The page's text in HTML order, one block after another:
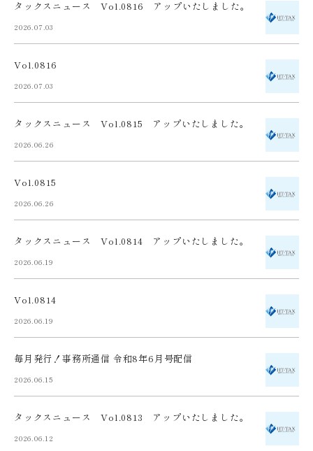
タックスニュース Vol.0816 アップいたしました。
2026.07.03
Vol.0816
2026.07.03
タックスニュース Vol.0815 アップいたしました。
2026.06.26
Vol.0815
2026.06.26
タックスニュース Vol.0814 アップいたしました。
2026.06.19
Vol.0814
2026.06.19
毎月発行！事務所通信 令和8年6月号配信
2026.06.15
タックスニュース Vol.0813 アップいたしました。
2026.06.12